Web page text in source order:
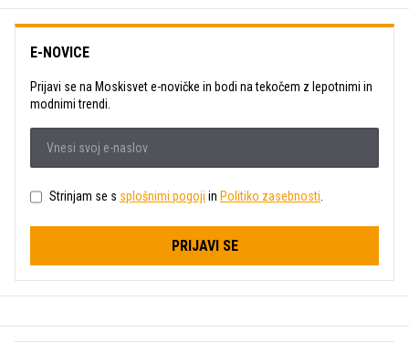
E-NOVICE
Prijavi se na Moskisvet e-novičke in bodi na tekočem z lepotnimi in
modnimi trendi.
Strinjam se s splošnimi pogoji in Politiko zasebnosti.
PRIJAVI SE